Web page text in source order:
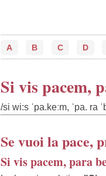
A B C D
Si vis pacem,
/si wi:s ˈpa.keːm, ˈpa. ra
Se vuoi la pace,
Si vis pacem, para